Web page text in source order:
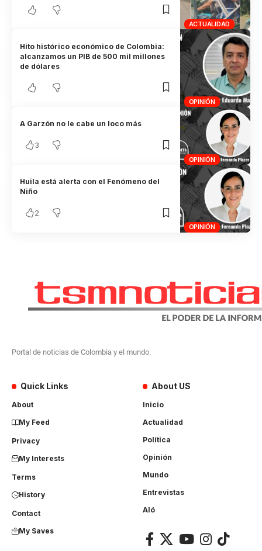
ACTUALIDAD
OPINIÓN
Hito histórico económico de Colombia:
alcanzamos un PIB de 500 mil millones
de dólares
OPINIÓN
A Garzón no le cabe un loco más
3
OPINIÓN
Huila está alerta con el Fenómeno del
Niño
2
Portal de noticias de Colombia y el mundo.
Quick Links
About
My Feed
Privacy
My Interests
Terms
History
Contact
My Saves
About US
Inicio
Actualidad
Política
Opinión
Mundo
Entrevistas
Aló